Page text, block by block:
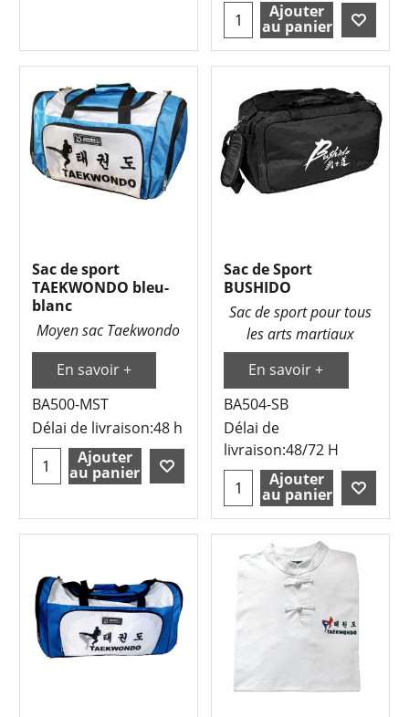
Ajouter
au panier
Sac de sport
TAEKWONDO bleu-
blanc
Moyen sac Taekwondo
En savoir +
BA500-MST
Délai de livraison:48 h
Ajouter
au panier
Sac de Sport
BUSHIDO
Sac de sport pour tous
les arts martiaux
En savoir +
BA504-SB
Délai de
livraison:48/72 H
Ajouter
au panier